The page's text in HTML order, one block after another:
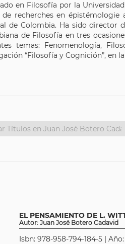
en Filosofía por la
de recherches en épistémologie
de Colombia. Ha sido director
de Filosofía en tres
temas: Fenomenología,
“Filosofía y Cognición”, en
EL PENSAMIENTO DE L.
Autor: Juan José Botero Cadavid
Isbn: 978-958-794-184-5 |